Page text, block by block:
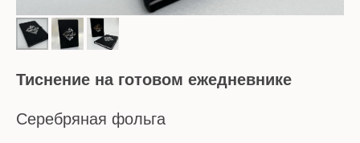
Тиснение на готовом ежедневнике
Серебряная фольга